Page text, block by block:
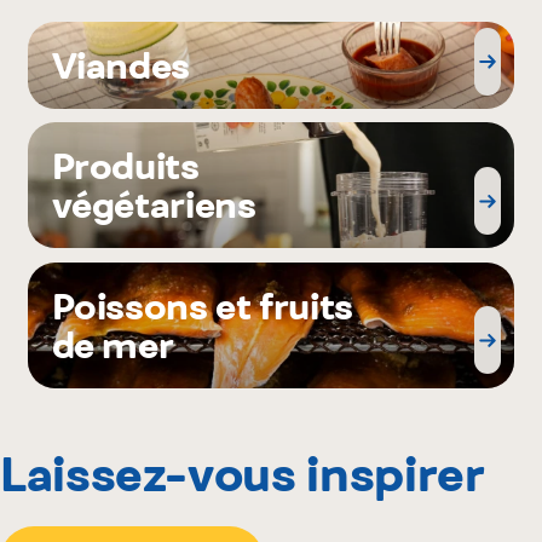
Viandes
Produits
végétariens
Poissons et fruits
de mer
Laissez-vous inspirer